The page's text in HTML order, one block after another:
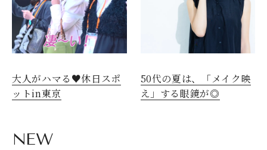
大人がハマる♥休日スポ
ットin東京
50代の夏は、「メイク映
え」する眼鏡が◎
NEW